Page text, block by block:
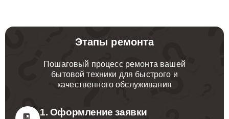
Этапы ремонта
Пошаговый процесс ремонта вашей
бытовой техники для быстрого и
качественного обслуживания
1. Оформление заявки